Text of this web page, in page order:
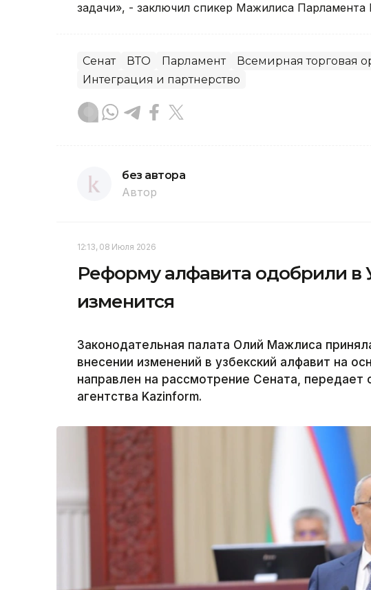
задачи», - заключил спикер Мажилиса Парламента
Сенат ВТО Парламент Всемирная торговая
Интеграция и партнерство
без автора
Автор
12:13, 08 Июля 2026
Реформу алфавита одобрили в
изменится
Законодательная палата Олий Мажлиса
внесении изменений в узбекский алфавит на
направлен на рассмотрение Сената, передает
агентства Kazinform.